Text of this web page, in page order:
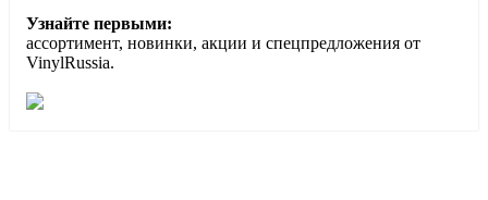
Узнайте первыми:
ассортимент, новинки, акции и спецпредложения от
VinylRussia.